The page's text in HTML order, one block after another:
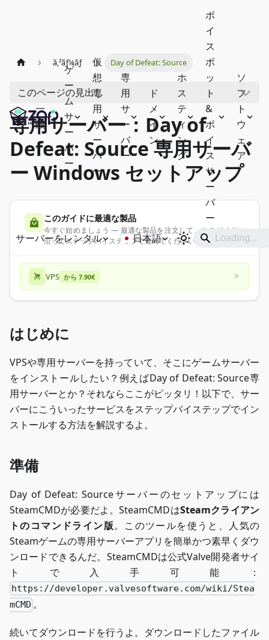
一
般
ゲ
ー
ム
サ
ー
バ
ー
仮
想
専
用
サ
ー
バ
ー
専
用
サ
ー
バ
ー
ド
メ
イ
ン
ホ
ス
テ
ィ
ン
グ
ボ
イ
ス
ボ
ッ
ト
&
ボ
イ
ス
サ
ー
バ
ー
ソ
フ
ト
ウ
ェ
ア
サーバーをレンタル 日本語
ã‚²ãƒ¼ãƒ Day of Defeat: Source
このページの見出し
専用サーバー：Day of
Defeat: Source 専用サーバ
ー Windows セットアップ
このガイドに最適な製品
今すぐ始めましょう — 最適な製品を注文して、このガイドに
沿ってステップバイステップで進めてください。
VPS から 7.90€
はじめに
VPSや専用サーバーを持っていて、そこにゲームサーバー
をインストールしたい？例えばDay of Defeat: Source専
用サーバーとか？それならここがピッタリ！以下で、サー
バーにこういったサービスをステップバイステップでイン
ストールする方法を解説するよ。
準備
Day of Defeat: Sourceサーバーのセットアップには
SteamCMDが必要だよ。SteamCMDはSteamクライアン
トのコマンドライン版。このツールを使うと、人気の
Steamゲームの専用サーバーアプリを簡単かつ素早くダウ
ンロードできるんだ。SteamCMDは公式Valve開発者サイ
トで入手可能：
https://developer.valvesoftware.com/wiki/Stea
mCMD 。
続いてダウンロードを行うよ。ダウンロードしたファイル